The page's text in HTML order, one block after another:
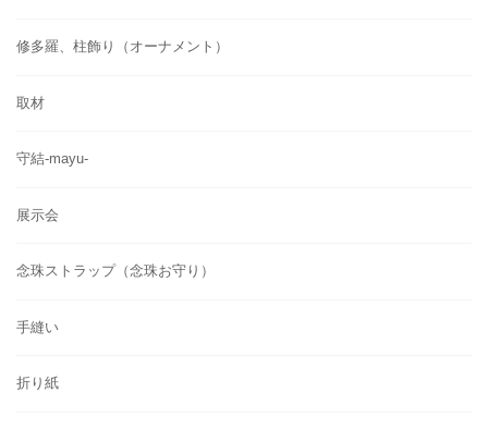
修多羅、柱飾り（オーナメント）
取材
守結-mayu-
展示会
念珠ストラップ（念珠お守り）
手縫い
折り紙